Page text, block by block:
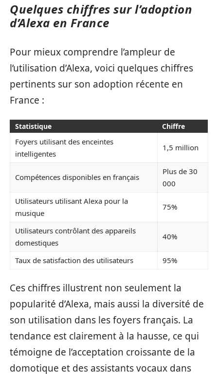
Quelques chiffres sur l’adoption
d’Alexa en France
Pour mieux comprendre l’ampleur de
l’utilisation d’Alexa, voici quelques chiffres
pertinents sur son adoption récente en
France :
Statistique Chiffre
Foyers utilisant des enceintes
intelligentes
1,5 million
Compétences disponibles en français
Plus de 30
000
Utilisateurs utilisant Alexa pour la
musique
75%
Utilisateurs contrôlant des appareils
domestiques
40%
Taux de satisfaction des utilisateurs 95%
Ces chiffres illustrent non seulement la
popularité d’Alexa, mais aussi la diversité de
son utilisation dans les foyers français. La
tendance est clairement à la hausse, ce qui
témoigne de l’acceptation croissante de la
domotique et des assistants vocaux dans